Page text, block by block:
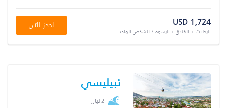
USD 1,724
الرحلات + الفندق + الرسوم / للشخص الواحد
احجز الآن
تبيليسي
2 ليال